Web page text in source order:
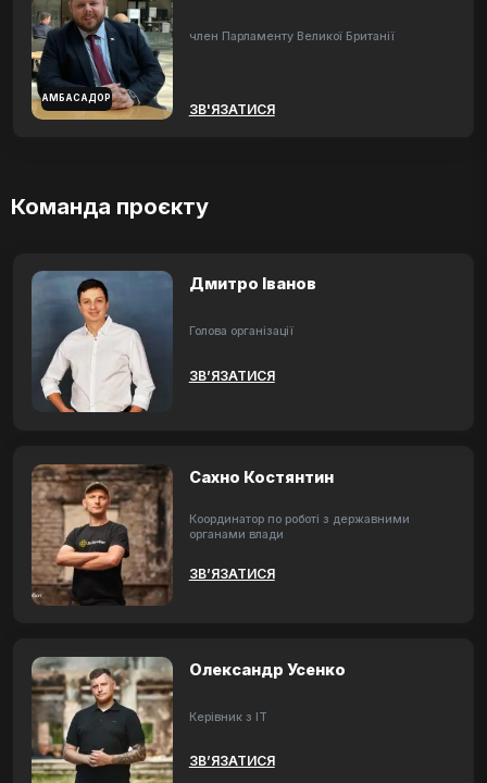
АМБАСАДОР
член Парламенту Великої Британії
ЗВ'ЯЗАТИСЯ
Команда проєкту
Дмитро Іванов
Голова організації
ЗВ’ЯЗАТИСЯ
Сахно Костянтин
Координатор по роботі з державними
органами влади
ЗВ’ЯЗАТИСЯ
Олександр Усенко
Керівник з ІТ
ЗВ’ЯЗАТИСЯ